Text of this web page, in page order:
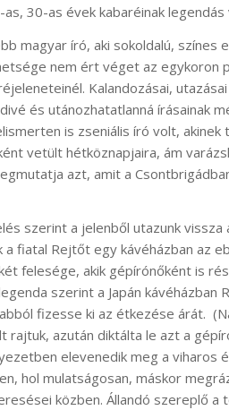
30-as évek kabaréinak legendás
magyar író, aki sokoldalú, színes
nem ért véget az egykoron
Kalandozásai,
és utánozhatatlanná írásainak
is zseniális író volt, akinek
vetült hétköznapjaira, ám
azt, amit a
szerint a jelenből utazunk
a fiatal Rejtőt egy kávéházban az
felesége, akik gépírónőként is
szerint a Japán
fizesse ki az étkezése árát.
azután diktálta le azt a
elevenedik meg a viharos
hol mulatságosan, máskor
közben. Állandó szereplő a